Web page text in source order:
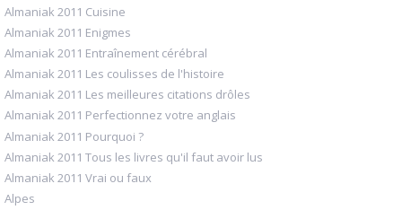
Almaniak 2011 Cuisine
Almaniak 2011 Enigmes
Almaniak 2011 Entraînement cérébral
Almaniak 2011 Les coulisses de l'histoire
Almaniak 2011 Les meilleures citations drôles
Almaniak 2011 Perfectionnez votre anglais
Almaniak 2011 Pourquoi ?
Almaniak 2011 Tous les livres qu'il faut avoir lus
Almaniak 2011 Vrai ou faux
Alpes